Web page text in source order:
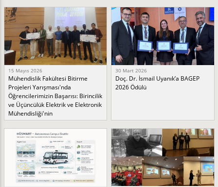
15 Mayıs 2026
Mühendislik Fakültesi Bitirme
Projeleri Yarışması'nda
Öğrencilerimizin Başarısı: Birincilik
ve Üçüncülük Elektrik ve Elektronik
Mühendisliği'nin
30 Mart 2026
Doç. Dr. İsmail Uyanık’a BAGEP
2026 Ödülü